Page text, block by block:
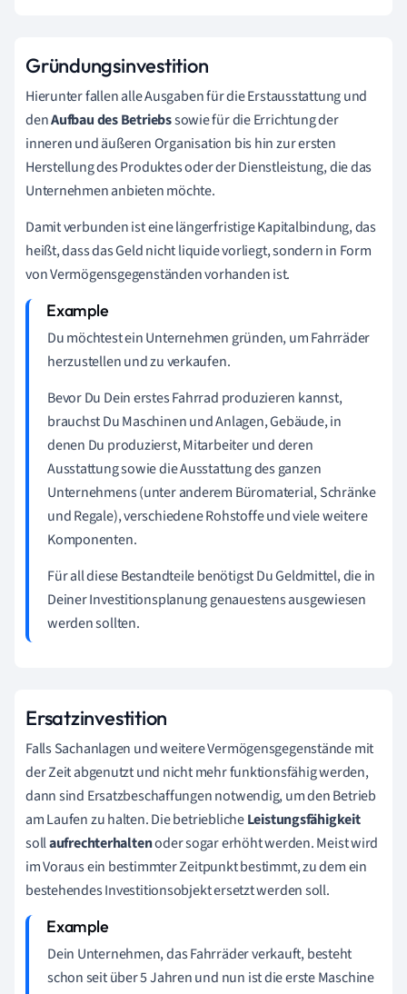
Gründungsinvestition
Hierunter fallen alle Ausgaben für die Erstausstattung und
denAufbau des Betriebssowie für die Errichtung der
inneren und äußeren Organisation bis hin zur ersten
Herstellung des Produktes oder der Dienstleistung, die das
Unternehmen anbieten möchte.
Damit verbunden ist eine längerfristige Kapitalbindung, das
heißt, dass das Geld nicht liquide vorliegt, sondern in Form
von Vermögensgegenständen vorhanden ist.
Du möchtest ein Unternehmen gründen, um Fahrräder
herzustellen und zu verkaufen.
Bevor Du Dein erstes Fahrrad produzieren kannst,
brauchst Du Maschinen und Anlagen, Gebäude, in
denen Du produzierst, Mitarbeiter und deren
Ausstattung sowie die Ausstattung des ganzen
Unternehmens (unter anderem Büromaterial, Schränke
und Regale), verschiedene Rohstoffe und viele weitere
Komponenten.
Für all diese Bestandteile benötigst Du Geldmittel, die in
Deiner Investitionsplanung genauestens ausgewiesen
werden sollten.
Ersatzinvestition
Falls Sachanlagen und weitere Vermögensgegenstände mit
der Zeit abgenutzt und nicht mehr funktionsfähig werden,
dann sind Ersatzbeschaffungen notwendig, um den Betrieb
am Laufen zu halten. Die betrieblicheLeistungsfähigkeit
sollaufrechterhaltenoder sogar erhöht werden. Meist wird
im Voraus ein bestimmter Zeitpunkt bestimmt, zu dem ein
bestehendes Investitionsobjekt ersetzt werden soll.
Dein Unternehmen, das Fahrräder verkauft, besteht
schon seit über 5 Jahren und nun ist die erste Maschine